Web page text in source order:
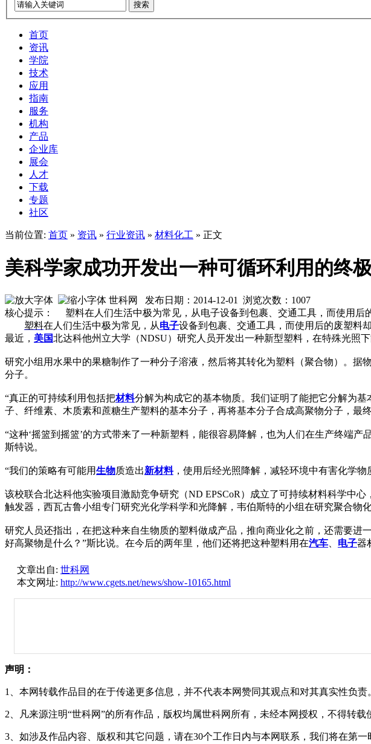
搜索
首页
资讯
学院
技术
应用
指南
服务
机构
产品
企业库
展会
人才
下载
专题
社区
当前位置: 首页 » 资讯 » 行业资讯 » 材料化工 » 正文
美科学家成功开发出一种可循环利用的终
世科网 发布日期：2014-12-01 浏览次数： 1007
核心提示： 塑料在人们生活中极为常见，从电子设备到包裹、交通工具，而使用后
塑料在人们生活中极为常见，从电子设备到包裹、交通工具，而使用后的废塑料
最近， 美国北达科他州立大学（NDSU）研究人员开发出一种新型塑料，在特殊光照
研究小组用水果中的果糖制作了一种分子溶液，然后将其转化为塑料（聚合物）。
分子。
“真正的可持续利用包括把材料分解为构成它的基本物质。我们证明了能把它分解为
子、纤维素、木质素和蔗糖生产塑料的基本分子，再将基本分子合成高聚物分子，最终
“这种‘摇篮到摇篮’的方式带来了一种新塑料，能很容易降解，也为人们在生产终端产
斯特说。
“我们的策略有可能用生物质造出新材料，使用后经光照降解，减轻环境中有害化学物
该校联合北达科他实验项目激励竞争研究（ND EPSCoR）成立了可持续材料科学中
触发器，西瓦古鲁小组专门研究光化学科学和光降解，韦伯斯特的小组在研究聚合物
研究人员还指出，在把这种来自生物质的塑料做成产品，推向商业化之前，还需要
好高聚物是什么？”斯比说。在今后的两年里，他们还将把这种塑料用在汽车 电子器
文章出自: 世科网
本文网址: http://www.cgets.net/news/show-10165.html
声明：
1、本网转载作品目的在于传递更多信息，并不代表本网赞同其观点和对其真实性负责
2、凡来源注明“世科网”的所有作品，版权均属世科网所有，未经本网授权，不得转载
3、如涉及作品内容、版权和其它问题，请在30个工作日内与本网联系，我们将在第一